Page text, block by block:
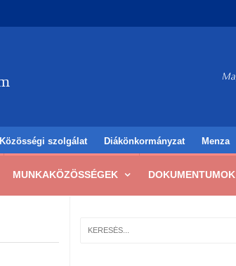
Közösségi szolgálat Diákönkormányzat Menza
MUNKAKÖZÖSSÉGEK DOKUMENTUMOK